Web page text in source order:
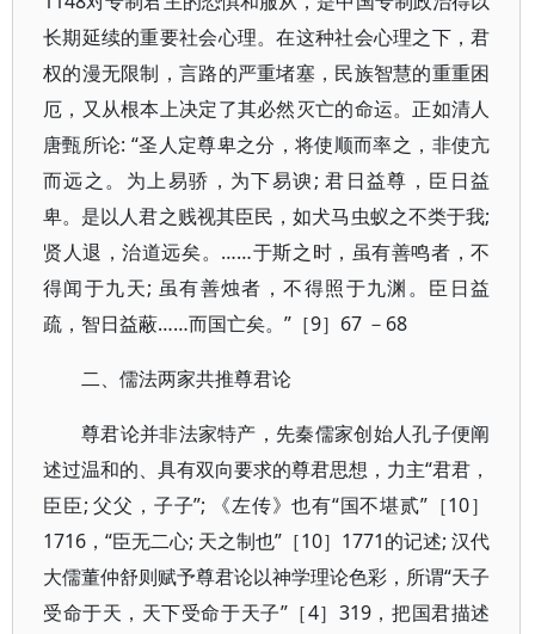
长期延续的重要社会心理。在这种社会心理之下，君
权的漫无限制，言路的严重堵塞，民族智慧的重重困
厄，又从根本上决定了其必然灭亡的命运。正如清人
唐甄所论: “圣人定尊卑之分，将使顺而率之，非使亢
而远之。为上易骄，为下易谀; 君日益尊，臣日益
卑。是以人君之贱视其臣民，如犬马虫蚁之不类于我;
贤人退，治道远矣。……于斯之时，虽有善鸣者，不
得闻于九天; 虽有善烛者，不得照于九渊。臣日益
疏，智日益蔽……而国亡矣。”［9］67 －68
二、儒法两家共推尊君论
尊君论并非法家特产，先秦儒家创始人孔子便阐
述过温和的、具有双向要求的尊君思想，力主“君君，
臣臣; 父父，子子”; 《左传》也有“国不堪贰”［10］
1716，“臣无二心; 天之制也”［10］1771的记述; 汉代
大儒董仲舒则赋予尊君论以神学理论色彩，所谓“天子
受命于天，天下受命于天子”［4］319，把国君描述